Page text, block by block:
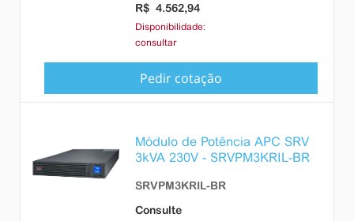
R$ 4.562,94
Disponibilidade:
consultar
Pedir cotação
Módulo de Potência APC SRV
3kVA 230V - SRVPM3KRIL-BR
SRVPM3KRIL-BR
Consulte